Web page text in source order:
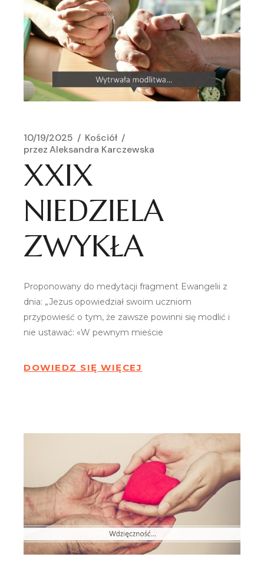
10/19/2025
Kościół
przez Aleksandra Karczewska
XXIX
NIEDZIELA
ZWYKŁA
Proponowany do medytacji fragment Ewangelii z
dnia: „Jezus opowiedział swoim uczniom
przypowieść o tym, że zawsze powinni się modlić i
nie ustawać: «W pewnym mieście
DOWIEDZ SIĘ WIĘCEJ